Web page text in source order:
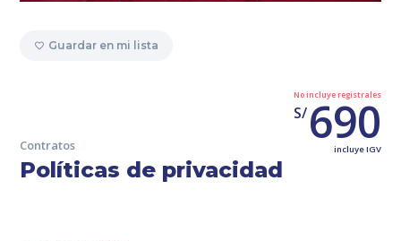
Guardar en mi lista
Contratos
Políticas de privacidad
No incluye registrales
S/ 690
incluye IGV